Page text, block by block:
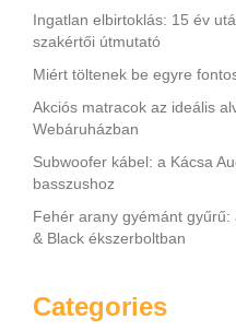
Ingatlan elbirtoklás: 15 év
szakértői útmutató
Miért töltenek be egyre
Akciós matracok az ideális
Webáruházban
Subwoofer kábel: a Kácsa
basszushoz
Fehér arany gyémánt
& Black ékszerboltban
Categories